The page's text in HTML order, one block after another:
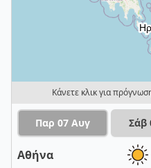
Κάνετε κλικ για
Παρ 07 Αυγ Σάβ
Αθήνα